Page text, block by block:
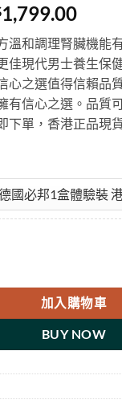
1,799.00Price
溫和調理腎臟機能
佳現代男士養生保
心之選值得信賴品
有信心之選。品質
下單，香港正品現
加入購物車
BUY NOW